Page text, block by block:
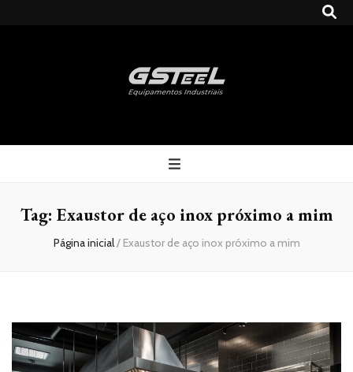
Gsteel
Tag: Exaustor de aço inox próximo a mim
Página inicial/ Exaustor de aço inox próximo a mim